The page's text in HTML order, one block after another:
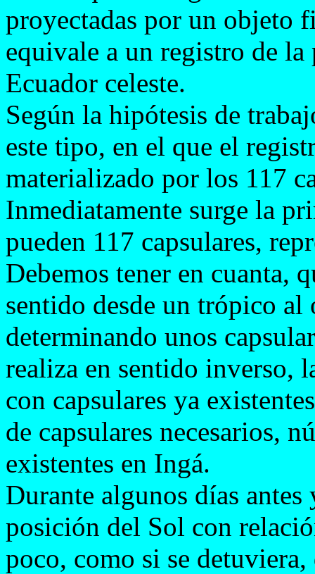
proyectadas por un objeto
equivale a un registro de
Ecuador celeste.
Según la hipótesis de
este tipo, en el que el
materializado por los 117
Inmediatamente surge la
pueden 117 capsulares,
Debemos tener en cuanta,
sentido desde un trópico al
determinando unos
realiza en sentido inverso,
con capsulares ya
de capsulares necesarios,
existentes en Ingá.
Durante algunos días
posición del Sol con
poco, como si se